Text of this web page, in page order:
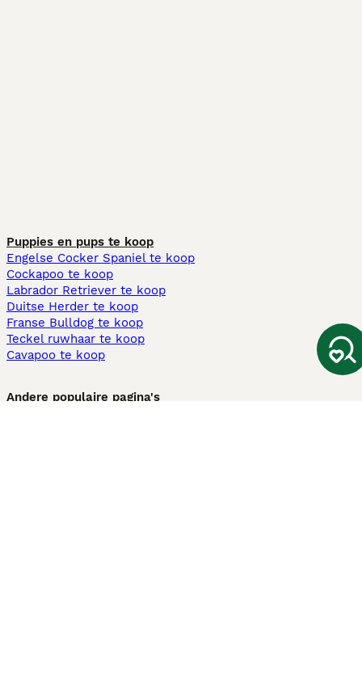
Puppies en pups te koop
Engelse Cocker Spaniel te koop
Cockapoo te koop
Labrador Retriever te koop
Duitse Herder te koop
Franse Bulldog te koop
Teckel ruwhaar te koop
Cavapoo te koop
Andere populaire pagina's